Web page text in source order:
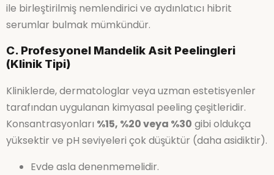
ile birleştirilmiş nemlendirici ve aydınlatıcı hibrit
serumlar bulmak mümkündür.
C. Profesyonel Mandelik Asit Peelingleri
(Klinik Tipi)
Kliniklerde, dermatologlar veya uzman estetisyenler
tarafından uygulanan kimyasal peeling çeşitleridir.
Konsantrasyonları %15, %20 veya %30 gibi oldukça
yüksektir ve pH seviyeleri çok düşüktür (daha asidiktir).
Evde asla denenmemelidir.